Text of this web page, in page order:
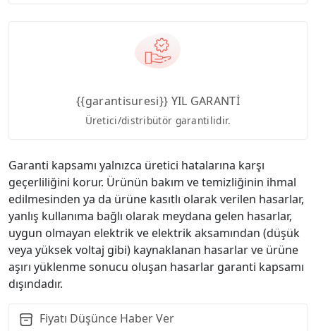
{{garantisuresi}} YIL GARANTİ
Üretici/distribütör garantilidir.
Garanti kapsamı yalnızca üretici hatalarına karşı
geçerliliğini korur. Ürünün bakım ve temizliğinin ihmal
edilmesinden ya da ürüne kasıtlı olarak verilen hasarlar,
yanlış kullanıma bağlı olarak meydana gelen hasarlar,
uygun olmayan elektrik ve elektrik aksamından (düşük
veya yüksek voltaj gibi) kaynaklanan hasarlar ve ürüne
aşırı yüklenme sonucu oluşan hasarlar garanti kapsamı
dışındadır.
Fiyatı Düşünce Haber Ver